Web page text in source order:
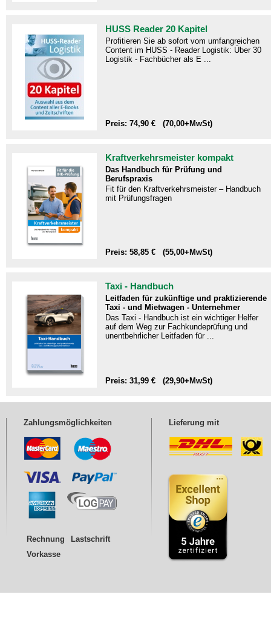
HUSS Reader 20 Kapitel
Profitieren Sie ab sofort vom umfangreichen
Content im HUSS - Reader Logistik: Über 30
Logistik - Fachbücher als E ...
Preis: 74,90 € (70,00+MwSt)
Kraftverkehrsmeister kompakt
Das Handbuch für Prüfung und
Berufspraxis
Fit für den Kraftverkehrsmeister – Handbuch
mit Prüfungsfragen​
Preis: 58,85 € (55,00+MwSt)
Taxi - Handbuch
Leitfaden für zukünftige und praktizierende
Taxi - und Mietwagen - Unternehmer
Das Taxi - Handbuch ist ein wichtiger Helfer
auf dem Weg zur Fachkundeprüfung und
unentbehrlicher Leitfaden für ...
Preis: 31,99 € (29,90+MwSt)
Zahlungsmöglichkeiten
Rechnung
Lastschrift
Vorkasse
Lieferung mit